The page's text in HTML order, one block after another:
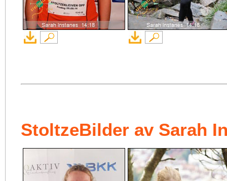
StoltzeBilder av Sarah